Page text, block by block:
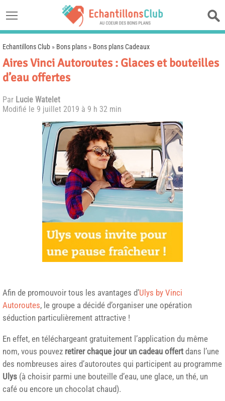
Echantillons Club » Bons plans » Bons plans Cadeaux
Aires Vinci Autoroutes : Glaces et bouteilles
d’eau offertes
Par Lucie Watelet
Modifié le 9 juillet 2019 à 9 h 32 min
Afin de promouvoir tous les avantages d’Ulys by Vinci
Autoroutes, le groupe a décidé d’organiser une opération
séduction particulièrement attractive !
En effet, en téléchargeant gratuitement l’application du même
nom, vous pouvez retirer chaque jour un cadeau offert dans l’une
des nombreuses aires d’autoroutes qui participent au programme
Ulys (à choisir parmi une bouteille d’eau, une glace, un thé, un
café ou encore un chocolat chaud).